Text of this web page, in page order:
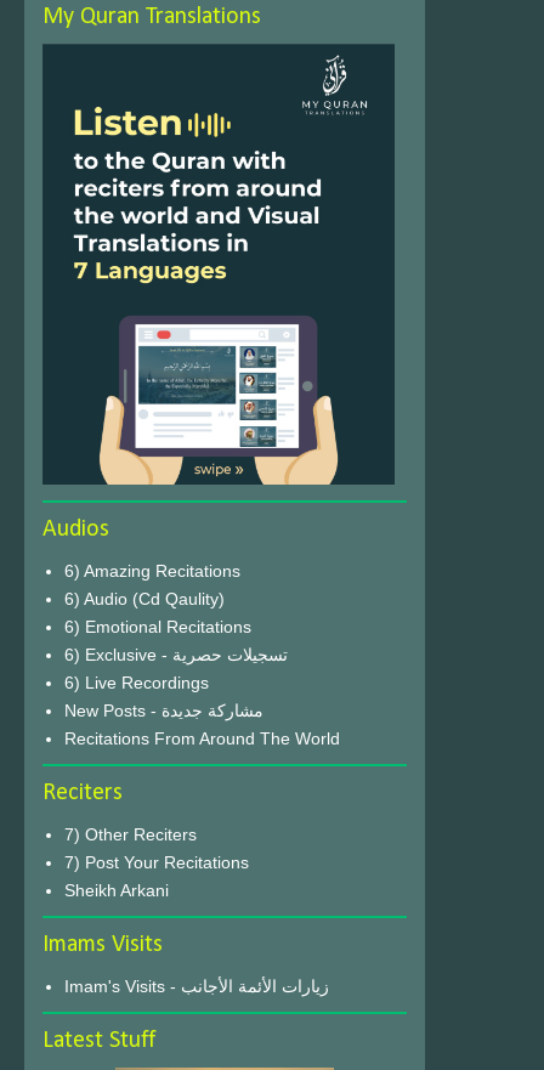
My Quran Translations
Audios
6) Amazing Recitations
6) Audio (Cd Qaulity)
6) Emotional Recitations
6) Exclusive - تسجيلات حصرية
6) Live Recordings
New Posts - مشاركة جديدة
Recitations From Around The World
Reciters
7) Other Reciters
7) Post Your Recitations
Sheikh Arkani
Imams Visits
Imam's Visits - زيارات الأئمة الأجانب
Latest Stuff